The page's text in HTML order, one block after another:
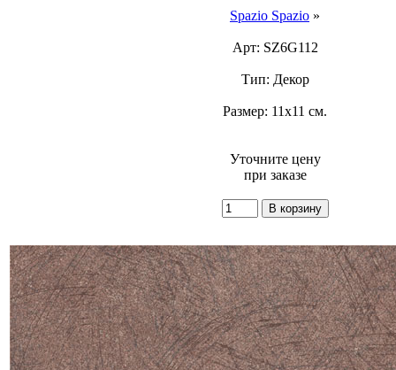
Spazio Spazio »
Арт: SZ6G112
Тип: Декор
Размер: 11x11 см.
Уточните цену
при заказе